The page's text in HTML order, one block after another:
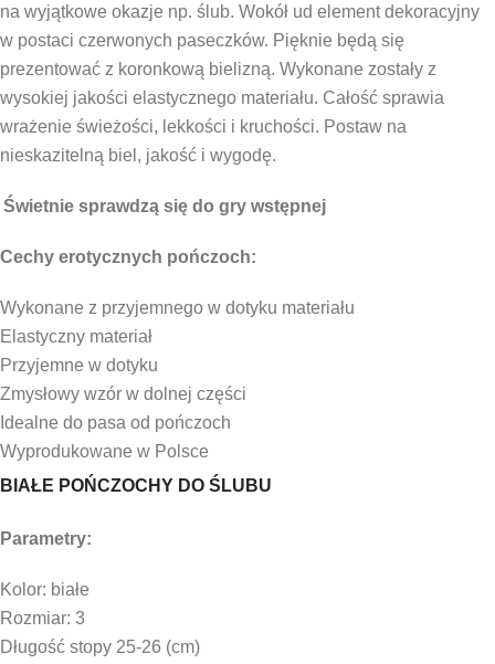
na wyjątkowe okazje np. ślub. Wokół ud element dekoracyjny
w postaci czerwonych paseczków. Pięknie będą się
prezentować z koronkową bielizną. Wykonane zostały z
wysokiej jakości elastycznego materiału. Całość sprawia
wrażenie świeżości, lekkości i kruchości. Postaw na
nieskazitelną biel, jakość i wygodę.
Świetnie sprawdzą się do gry wstępnej
Cechy erotycznych pończoch:
Wykonane z przyjemnego w dotyku materiału
Elastyczny materiał
Przyjemne w dotyku
Zmysłowy wzór w dolnej części
Idealne do pasa od pończoch
Wyprodukowane w Polsce
BIAŁE POŃCZOCHY DO ŚLUBU
Parametry:
Kolor: białe
Rozmiar: 3
Długość stopy 25-26 (cm)